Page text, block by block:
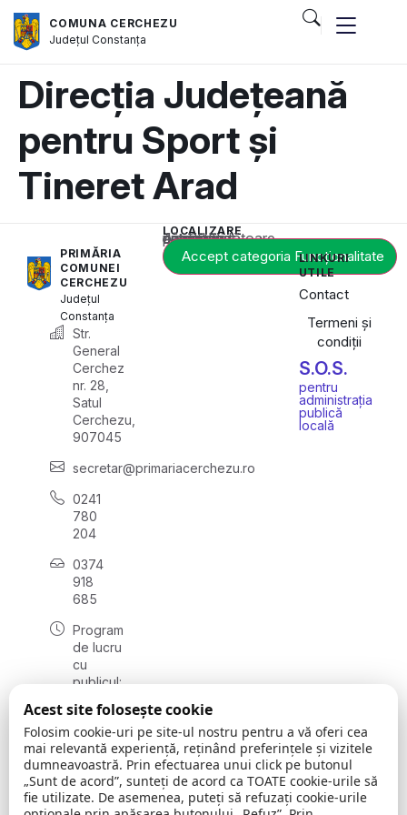
COMUNA CERCHEZU
JudețulConstanța
Direcția Județeană
pentru Sport și
Tineret Arad
PRIMĂRIA
COMUNEI
CERCHEZU
Județul
Constanța
Str.
General
Cerchez
nr. 28,
Satul
Cerchezu,
907045
secretar@primariacerchezu.ro
0241
780
204
0374
918
685
Program
de lucru
cu
publicul:
08:00 -
16:30
, vineri:
08:00 -
14:00
LOCALIZARE
Acest conținut este blocat până când acceptați categoria corespunzătoare de cookie-uri.
Accept categoria Funcționalitate
LINKURI
UTILE
Contact
Termeni și
condiții
S.O.S.
pentru
administrația
publică
locală
Acest site folosește cookie
Folosim cookie-uri pe site-ul nostru pentru a vă oferi cea
mai relevantă experiență, reținând preferințele și vizitele
dumneavoastră. Prin efectuarea unui click pe butonul
„Sunt de acord”, sunteți de acord ca TOATE cookie-urile să
fie utilizate. De asemenea, puteți să refuzați cookie-urile